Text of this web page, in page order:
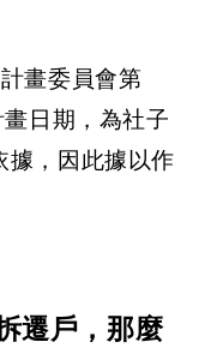
畫委員會第
日期，為社子
據，因此據以作
遷戶，那麼